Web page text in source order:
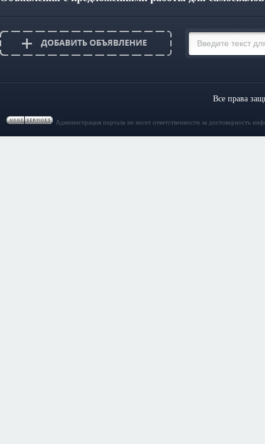
Все права
Администрация портала не несет ответственности за достоверность